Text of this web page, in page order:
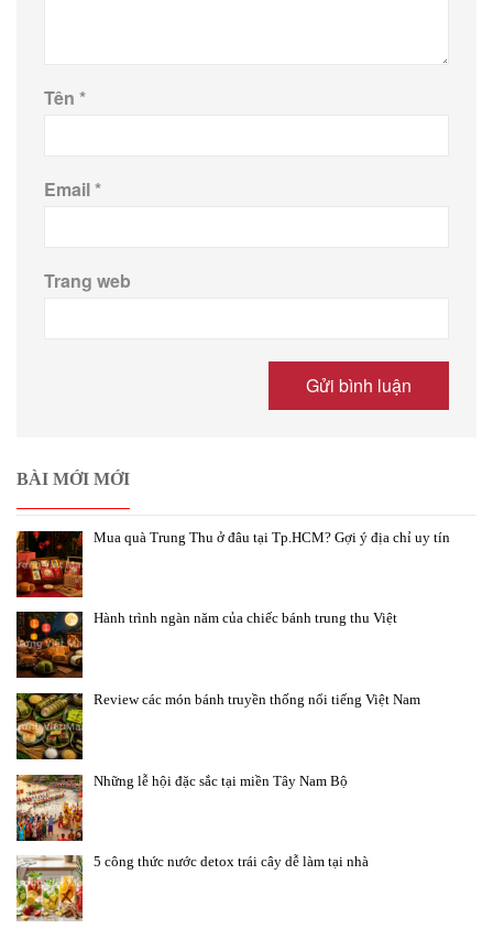
Tên *
Email*
Trang web
BÀI MỚI MỚI
Mua quà Trung Thu ở đâu tại Tp.HCM? Gợi ý địa chỉ uy tín
Hành trình ngàn năm của chiếc bánh trung thu Việt
Review các món bánh truyền thống nổi tiếng Việt Nam
Những lễ hội đặc sắc tại miền Tây Nam Bộ
5 công thức nước detox trái cây dễ làm tại nhà